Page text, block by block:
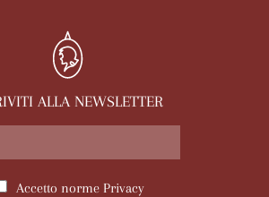
ALLA NEWSLETTER
Accetto norme Privacy